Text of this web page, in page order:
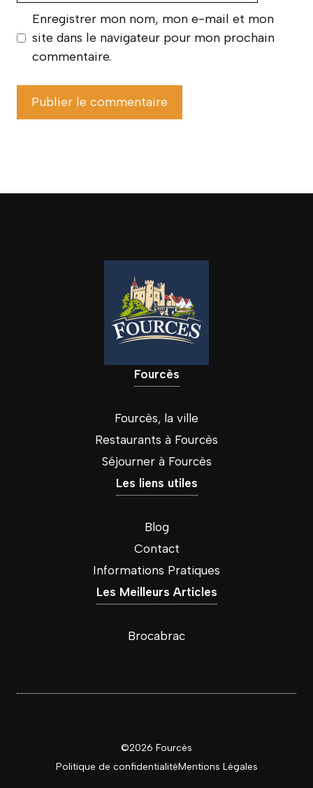
Enregistrer mon nom, mon e-mail et mon
site dans le navigateur pour mon prochain
commentaire.
Fourcès
Fourcès, la ville
Restaurants à Fourcès
Séjourner à Fourcès
Les liens utiles
Blog
Contact
Informations Pratiques
Les Meilleurs Articles
Brocabrac
©2026 Fourcès
Politique de confidentialitéMentions Légales